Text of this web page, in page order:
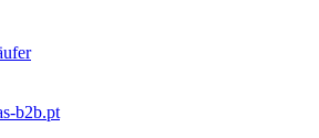
b2b.pt